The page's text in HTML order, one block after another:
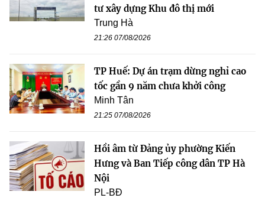
tư xây dựng Khu đô thị mới
Trung Hà
21:26 07/08/2026
TP Huế: Dự án trạm dừng nghỉ cao
tốc gần 9 năm chưa khởi công
Minh Tân
21:25 07/08/2026
Hồi âm từ Đảng ủy phường Kiến
Hưng và Ban Tiếp công dân TP Hà
Nội
PL-BĐ